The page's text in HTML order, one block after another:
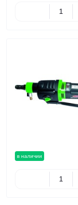
в наличии